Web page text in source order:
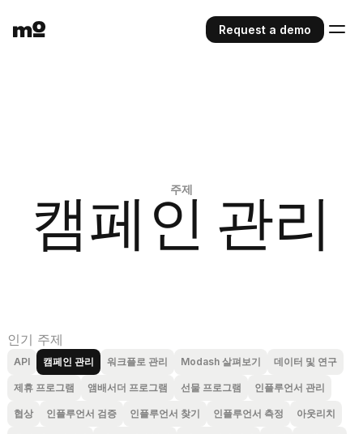
Request a demo
주제
캠페인 관리
인기 주제
API 캠페인 관리 워크플로 관리 Modash 살펴보기 데이터 및 연구
제휴 프로그램 앰배서더 프로그램 선물 프로그램 인플루언서 관리
협상 인플루언서 검증 인플루언서 찾기 인플루언서 측정 아웃리치